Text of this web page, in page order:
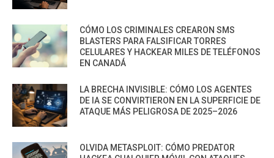
CÓMO LOS CRIMINALES CREARON SMS
BLASTERS PARA FALSIFICAR TORRES
CELULARES Y HACKEAR MILES DE TELÉFONOS
EN CANADÁ
LA BRECHA INVISIBLE: CÓMO LOS AGENTES
DE IA SE CONVIRTIERON EN LA SUPERFICIE DE
ATAQUE MÁS PELIGROSA DE 2025–2026
OLVIDA METASPLOIT: CÓMO PREDATOR